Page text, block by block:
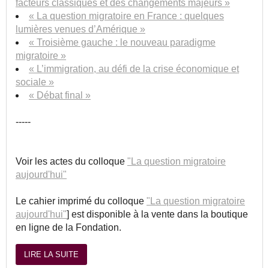
facteurs classiques et des changements majeurs »
« La question migratoire en France : quelques
lumières venues d’Amérique »
« Troisième gauche : le nouveau paradigme
migratoire »
« L’immigration, au défi de la crise économique et
sociale »
« Débat final »
-----
Voir les actes du colloque "La question migratoire
aujourd'hui"
Le cahier imprimé du colloque "La question migratoire
aujourd'hui"] est disponible à la vente dans la boutique
en ligne de la Fondation.
LIRE LA SUITE